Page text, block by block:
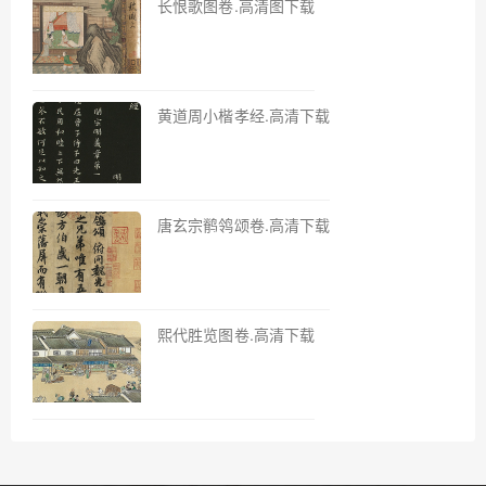
长恨歌图卷.高清图下载
黄道周小楷孝经.高清下载
唐玄宗鹡鸰颂卷.高清下载
熙代胜览图卷.高清下载